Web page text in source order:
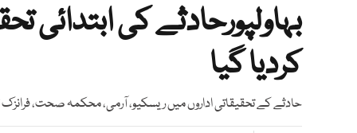
بہاولپورحادثے کی ابتدائی
کردیا گیا
حادثے کے تحقیقاتی اداروں میں ریسکیو، آرمی، محکمہ صحت،